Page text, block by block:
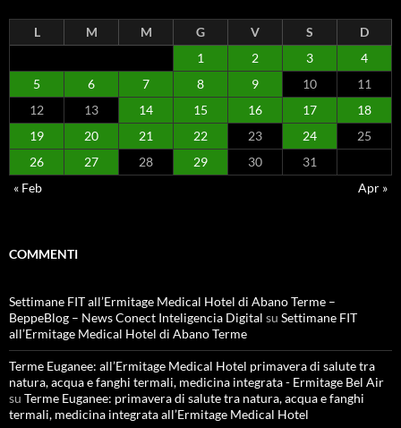
L M M G V S
D
1
2 3
4
5
6 7 8 9 10
11
12
13 14 15 16 17
18
19
20 21 22 23 24
25
26
27 28 29 30
31
« Feb
Apr »
COMMENTI
Settimane FIT all’Ermitage Medical Hotel di Abano Terme –
BeppeBlog – News Conect Inteligencia Digital su Settimane FIT
all’Ermitage Medical Hotel di Abano Terme
Terme Euganee: all’Ermitage Medical Hotel primavera di salute tra
natura, acqua e fanghi termali, medicina integrata - Ermitage Bel Air
su Terme Euganee: primavera di salute tra natura, acqua e fanghi
termali, medicina integrata all’Ermitage Medical Hotel